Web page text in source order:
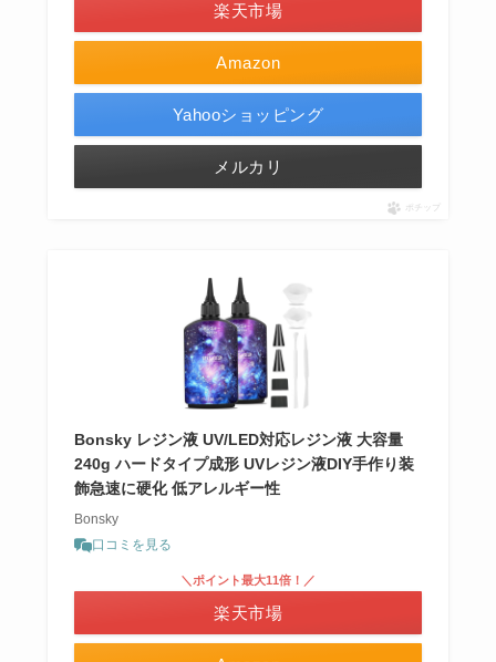
Amazon
楽天市場
Yahooショッピング
メルカリ
ポチップ
Bonsky レジン液 UV/LED対応レジン液 大容量
240g ハードタイプ成形 UVレジン液DIY手作り装
飾急速に硬化 低アレルギー性
Bonsky
口コミを見る
＼ポイント最大11倍！／
楽天市場